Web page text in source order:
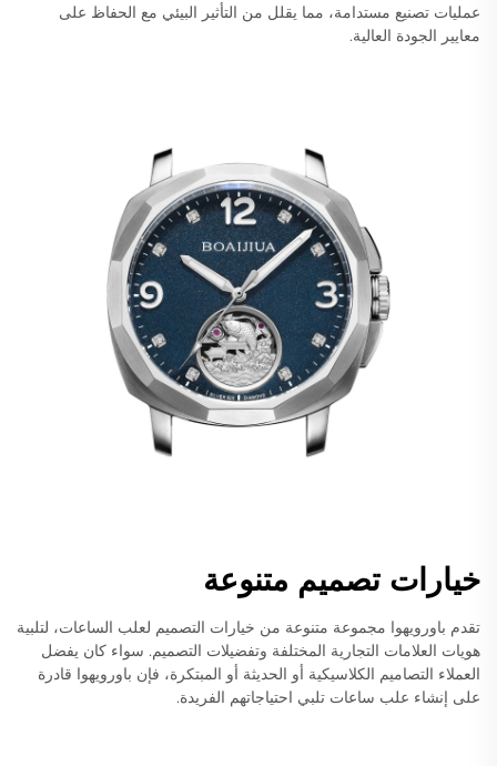
عمليات تصنيع مستدامة، مما يقلل من التأثير البيئي مع الحفاظ على
معايير الجودة العالية.
خيارات تصميم متنوعة
تقدم باورويهوا مجموعة متنوعة من خيارات التصميم لعلب الساعات، لتلبية
هويات العلامات التجارية المختلفة وتفضيلات التصميم. سواء كان يفضل
العملاء التصاميم الكلاسيكية أو الحديثة أو المبتكرة، فإن باورويهوا قادرة
على إنشاء علب ساعات تلبي احتياجاتهم الفريدة.